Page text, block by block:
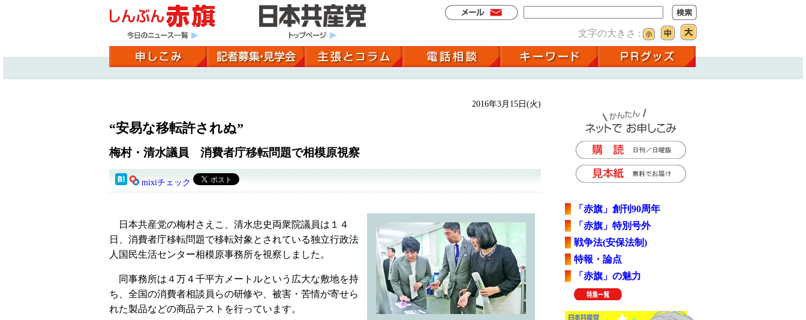
文字の大きさ :
2016年3月15日(火)
“安易な移転許されぬ”
梅村・清水議員 消費者庁移転問題で相模原視察
mixiチェック
日本共産党の梅村さえこ、清水忠史両衆院議員は１４
日、消費者庁移転問題で移転対象とされている独立行政法
人国民生活センター相模原事務所を視察しました。
同事務所は４万４千平方メートルという広大な敷地を持
ち、全国の消費者相談員らの研修や、被害・苦情が寄せら
れた製品などの商品テストを行っています。
「赤旗」創刊90周年
「赤旗」特別号外
戦争法(安保法制)
特報・論点
「赤旗」の魅力